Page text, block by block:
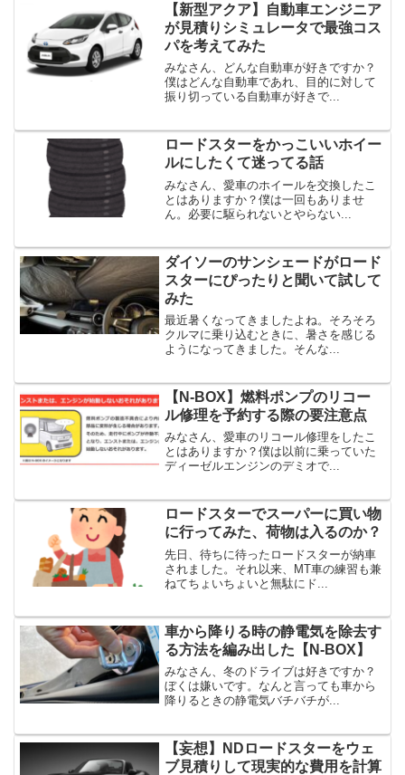
【新型アクア】自動車エンジニア
が見積りシミュレータで最強コス
パを考えてみた
みなさん、どんな自動車が好きですか？
僕はどんな自動車であれ、目的に対して
振り切っている自動車が好きで...
ロードスターをかっこいいホイー
ルにしたくて迷ってる話
みなさん、愛車のホイールを交換したこ
とはありますか？僕は一回もありませ
ん。必要に駆られないとやらない...
ダイソーのサンシェードがロード
スターにぴったりと聞いて試して
みた
最近暑くなってきましたよね。そろそろ
クルマに乗り込むときに、暑さを感じる
ようになってきました。そんな...
【N-BOX】燃料ポンプのリコー
ル修理を予約する際の要注意点
みなさん、愛車のリコール修理をしたこ
とはありますか？僕は以前に乗っていた
ディーゼルエンジンのデミオで...
ロードスターでスーパーに買い物
に行ってみた、荷物は入るのか？
先日、待ちに待ったロードスターが納車
されました。それ以来、MT車の練習も兼
ねてちょいちょいと無駄にド...
車から降りる時の静電気を除去す
る方法を編み出した【N-BOX】
みなさん、冬のドライブは好きですか？
ぼくは嫌いです。なんと言っても車から
降りるときの静電気バチバチが...
【妄想】NDロードスターをウェ
ブ見積りして現実的な費用を計算